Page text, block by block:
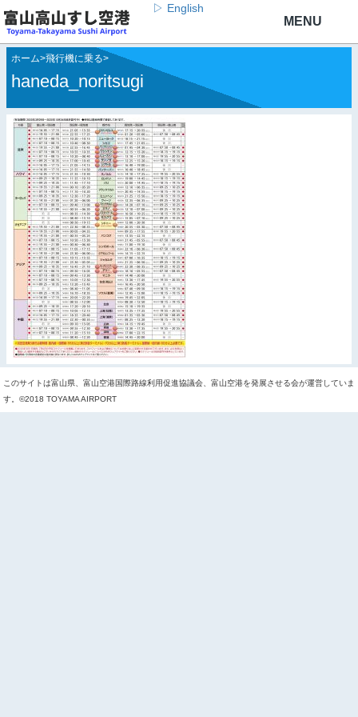
▷ English
ホーム>飛行機に乗る>
haneda_noritsugi
このサイトは富山県、富山空港国際路線利用促進協議会、富山空港を発展させる会が運営していま
す。©2018 TOYAMA AIRPORT